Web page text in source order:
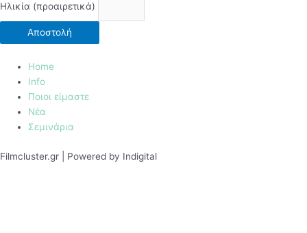
Ηλικία (προαιρετικά)
Αποστολή
Home
Info
Ποιοι είμαστε
Νέα
Σεμινάρια
Filmcluster.gr | Powered by Indigital